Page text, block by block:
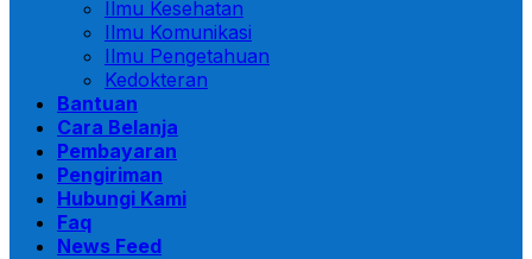
Ilmu Kesehatan
Ilmu Komunikasi
Ilmu Pengetahuan
Kedokteran
Bantuan
Cara Belanja
Pembayaran
Pengiriman
Hubungi Kami
Faq
News Feed